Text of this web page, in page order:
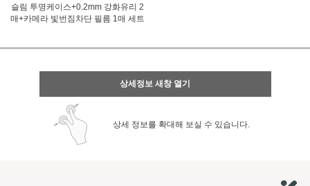
슬림 투명케이스+0.2mm 강화유리 2
매+카메라 빛번짐차단 필름 1매 세트
상세정보 새창 열기
상세 정보를 확대해 보실 수 있습니다.